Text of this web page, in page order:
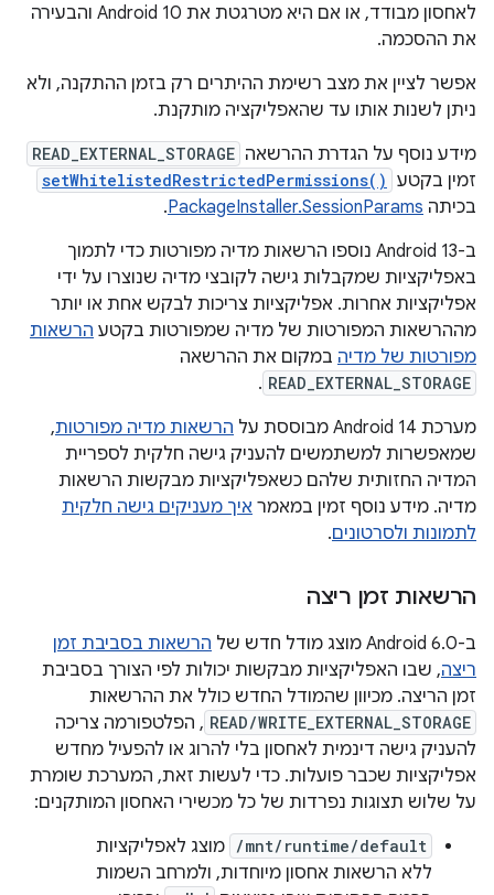
לאחסון מבודד, או אם היא מטרגטת את Android 10 והבעירה
את ההסכמה.
אפשר לציין את מצב רשימת ההיתרים רק בזמן ההתקנה, ולא
ניתן לשנות אותו עד שהאפליקציה מותקנת.
מידע נוסף על הגדרת ההרשאה READ_EXTERNAL_STORAGE
זמין בקטע setWhitelistedRestrictedPermissions()
בכיתה PackageInstaller.SessionParams
.
ב-Android 13 נוספו הרשאות מדיה מפורטות כדי לתמוך
באפליקציות שמקבלות גישה לקובצי מדיה שנוצרו על ידי
אפליקציות אחרות. אפליקציות צריכות לבקש אחת או יותר
מההרשאות המפורטות של מדיה שמפורטות בקטע הרשאות
מפורטות של מדיה במקום את ההרשאה
READ_EXTERNAL_STORAGE
.
מערכת Android 14 מבוססת על
הרשאות מדיה מפורטות,
שמאפשרות למשתמשים להעניק גישה חלקית לספריית
המדיה החזותית שלהם כשאפליקציות מבקשות הרשאות
מדיה. מידע נוסף זמין במאמר איך מעניקים גישה חלקית
לתמונות ולסרטונים.
הרשאות זמן ריצה
ב-Android 6.0 מוצג מודל חדש של
הרשאות בסביבת זמן
ריצה, שבו האפליקציות מבקשות יכולות לפי הצורך בסביבת
זמן הריצה. מכיוון שהמודל החדש כולל את ההרשאות
READ/WRITE_EXTERNAL_STORAGE , הפלטפורמה צריכה
להעניק גישה דינמית לאחסון בלי להרוג או להפעיל מחדש
אפליקציות שכבר פועלות. כדי לעשות זאת, המערכת שומרת
על שלוש תצוגות נפרדות של כל מכשירי האחסון המותקנים:
/mnt/runtime/default מוצג לאפליקציות
ללא הרשאות אחסון מיוחדות, ולמרחב השמות